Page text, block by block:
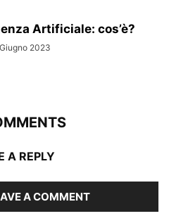
Artificiale: cos’è?
2023
A REPLY
A COMMENT